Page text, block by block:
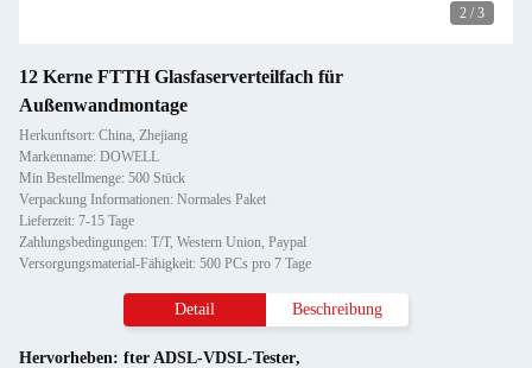
2 / 3
12 Kerne FTTH Glasfaserverteilfach für
Außenwandmontage
Herkunftsort: China, Zhejiang
Markenname: DOWELL
Min Bestellmenge: 500 Stück
Verpackung Informationen: Normales Paket
Lieferzeit: 7-15 Tage
Zahlungsbedingungen: T/T, Western Union, Paypal
Versorgungsmaterial-Fähigkeit: 500 PCs pro 7 Tage
Detail Beschreibung
Hervorheben: fter ADSL-VDSL-Tester,